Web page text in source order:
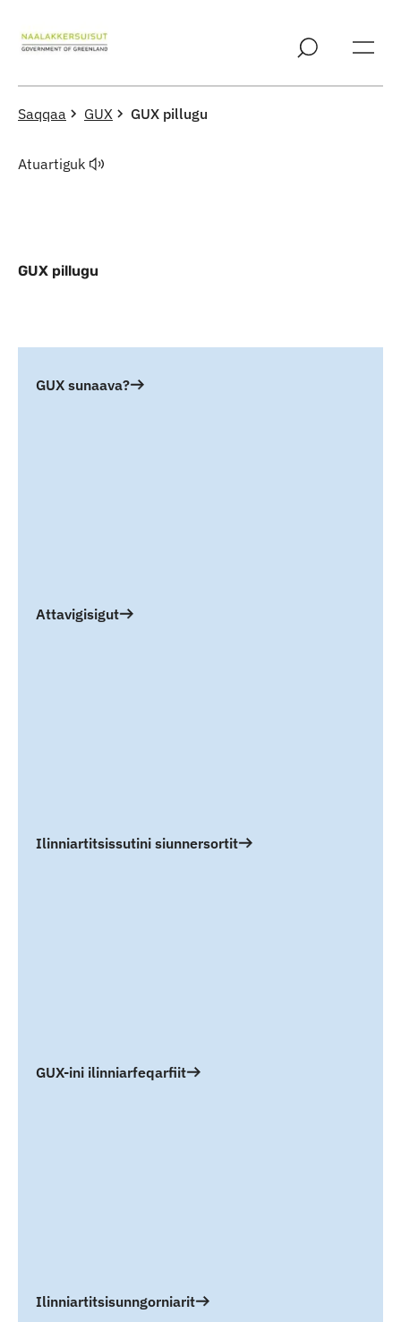
Saqqaa GUX GUX pillugu
Atuartiguk
GUX pillugu
GUX sunaava?
Attavigisigut
Ilinniartitsissutini siunnersortit
GUX-ini ilinniarfeqarfiit
Ilinniartitsisunngorniarit